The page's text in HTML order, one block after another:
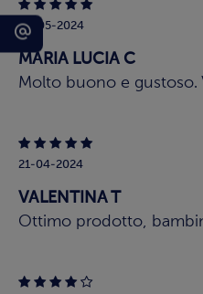
29-05-2024
MARIA LUCIA C
Molto buono e gustoso.
21-04-2024
VALENTINA T
Ottimo prodotto,